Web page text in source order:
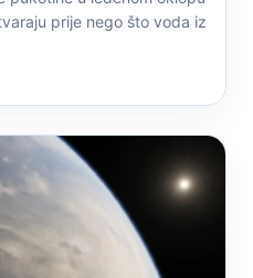
prije nego što voda iz